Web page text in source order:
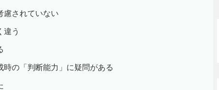
慮されていない
違う
の「判断能力」に疑問がある